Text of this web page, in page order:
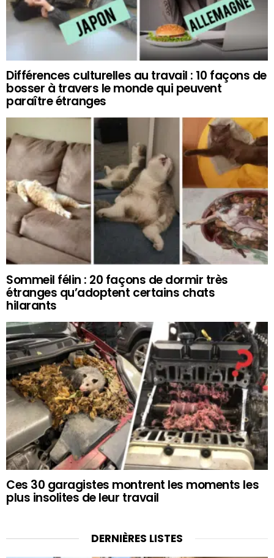
Différences culturelles au travail : 10 façons de
bosser à travers le monde qui peuvent
paraître étranges
Sommeil félin : 20 façons de dormir très
étranges qu’adoptent certains chats
hilarants
Ces 30 garagistes montrent les moments les
plus insolites de leur travail
DERNIÈRES LISTES